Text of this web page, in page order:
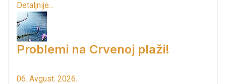
Detaljnije...
Problemi na Crvenoj plaži!
06. Avgust. 2026.